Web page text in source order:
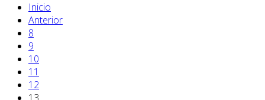
Inicio
Anterior
8
9
10
11
12